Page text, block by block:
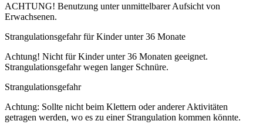
ACHTUNG! Benutzung unter unmittelbarer Aufsicht von
Erwachsenen.
Strangulationsgefahr für Kinder unter 36 Monate
Achtung! Nicht für Kinder unter 36 Monaten geeignet.
Strangulationsgefahr wegen langer Schnüre.
Strangulationsgefahr
Achtung: Sollte nicht beim Klettern oder anderer Aktivitäten
getragen werden, wo es zu einer Strangulation kommen könnte.